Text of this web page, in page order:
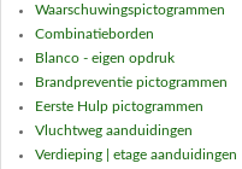
Waarschuwingspictogrammen
Combinatieborden
Blanco - eigen opdruk
Brandpreventie pictogrammen
Eerste Hulp pictogrammen
Vluchtweg aanduidingen
Verdieping | etage aanduidingen